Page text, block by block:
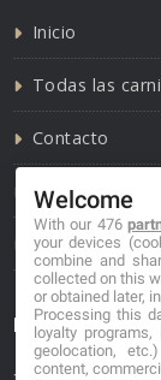
Inicio
Todas las
Contacto
Política de
Política de
Welcome
With our 476
your devices
combine and
collected on this
or obtained later,
Processing this
loyalty
geolocation,
content,